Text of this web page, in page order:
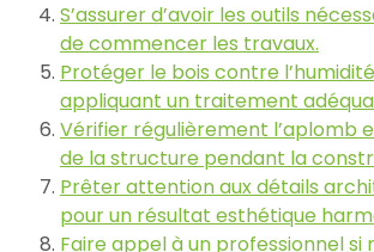
S’assurer d’avoir les outils
de commencer les travaux.
Protéger le bois contre
appliquant un traitement
Vérifier régulièrement l’aplomb
de la structure pendant la
Prêter attention aux détails
pour un résultat esthétique
Faire appel à un professionnel si